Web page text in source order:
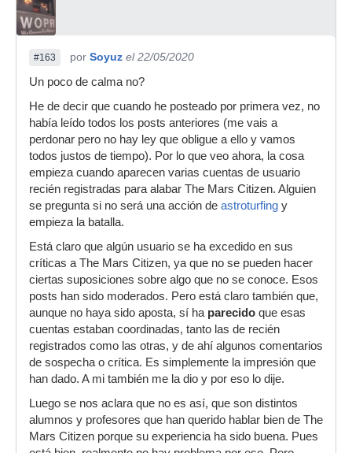
#163 por Soyuz el 22/05/2020
Un poco de calma no?
He de decir que cuando he posteado por primera vez, no
había leído todos los posts anteriores (me vais a
perdonar pero no hay ley que obligue a ello y vamos
todos justos de tiempo). Por lo que veo ahora, la cosa
empieza cuando aparecen varias cuentas de usuario
recién registradas para alabar The Mars Citizen. Alguien
se pregunta si no será una acción de astroturfing y
empieza la batalla.
Está claro que algún usuario se ha excedido en sus
críticas a The Mars Citizen, ya que no se pueden hacer
ciertas suposiciones sobre algo que no se conoce. Esos
posts han sido moderados. Pero está claro también que,
aunque no haya sido aposta, sí ha parecido que esas
cuentas estaban coordinadas, tanto las de recién
registrados como las otras, y de ahí algunos comentarios
de sospecha o crítica. Es simplemente la impresión que
han dado. A mi también me la dio y por eso lo dije.
Luego se nos aclara que no es así, que son distintos
alumnos y profesores que han querido hablar bien de The
Mars Citizen porque su experiencia ha sido buena. Pues